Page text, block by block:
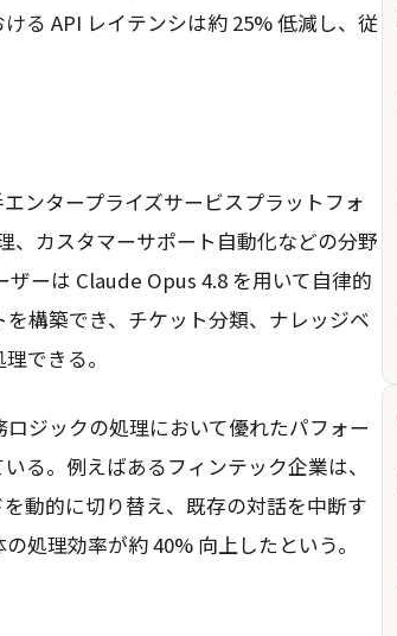
る API レイテンシは約 25% 低減し、従
ンタープライズサービスプラットフォ
、カスタマーサポート自動化などの分野
ーは Claude Opus 4.8 を用いて自律的
構築でき、チケット分類、ナレッジベ
できる。
ジックの処理において優れたパフォー
る。例えばあるフィンテック企業は、
動的に切り替え、既存の対話を中断す
処理効率が約 40% 向上したという。